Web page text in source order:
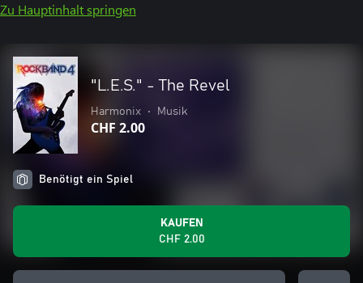
Zu Hauptinhalt springen
"L.E.S." - The Revel
Harmonix • Musik
CHF 2.00
Benötigt ein Spiel
KAUFEN
CHF 2.00